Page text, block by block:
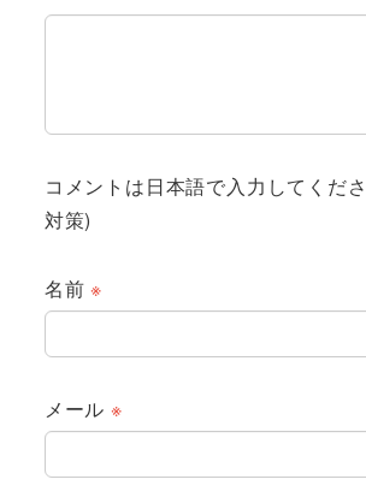
コメントは日本語で入力してくだ
対策)
名前※
メール ※